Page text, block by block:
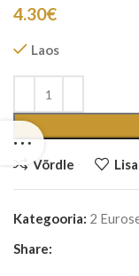
4.30€
Laos
Võrdle
Kategooria: 2
Share: